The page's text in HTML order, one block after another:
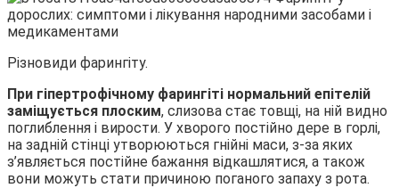
Різновиди фарингіту.
При гіпертрофічному фарингіті нормальний епітелій
заміщується плоским, слизова стає товщі, на ній видно
поглиблення і вирости. У хворого постійно дере в горлі,
на задній стінці утворюються гнійні маси, з-за яких
з’являється постійне бажання відкашлятися, а також
вони можуть стати причиною поганого запаху з рота.